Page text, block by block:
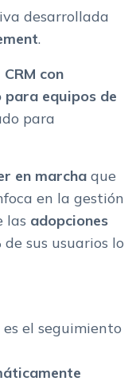
desarrollada
.
CRM con
equipos de
para
en marcha que
en la gestión
las adopciones
de sus usuarios lo
el seguimiento